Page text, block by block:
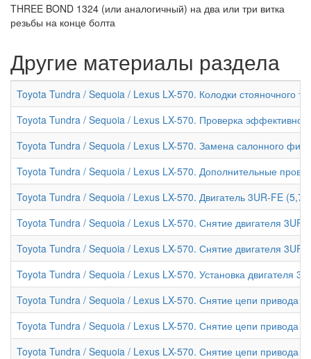
THREE BOND 1324 (или аналогичный) на два или три витка
резьбы на конце болта
Другие материалы раздела
Toyota Tundra / Sequoia / Lexus LX-570. Колодки стояночного
Toyota Tundra / Sequoia / Lexus LX-570. Проверка
Toyota Tundra / Sequoia / Lexus LX-570. Замена салонного
Toyota Tundra / Sequoia / Lexus LX-570. Дополнительные
Toyota Tundra / Sequoia / Lexus LX-570. Двигатель 3UR-FE (5,7
Toyota Tundra / Sequoia / Lexus LX-570. Снятие двигателя
Toyota Tundra / Sequoia / Lexus LX-570. Снятие двигателя 3UR-
Toyota Tundra / Sequoia / Lexus LX-570. Установка двигателя
Toyota Tundra / Sequoia / Lexus LX-570. Снятие цепи привода
Toyota Tundra / Sequoia / Lexus LX-570. Снятие цепи привода
Toyota Tundra / Sequoia / Lexus LX-570. Снятие цепи привода